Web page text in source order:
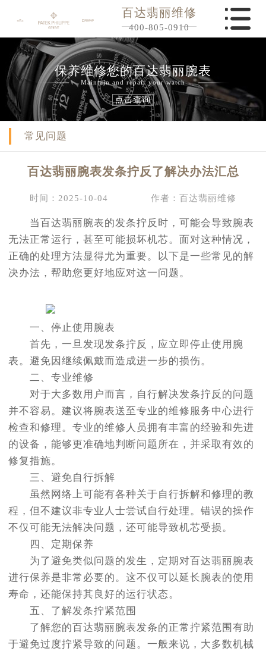
百达翡丽维修
400-805-0910
保养维修您的百达翡丽腕表
Maintain and repair your watch
点击查询
常见问题
百达翡丽腕表发条拧反了解决办法汇总
时间：2025-10-04 作者：百达翡丽维修
当百达翡丽腕表的发条拧反时，可能会导致腕表
无法正常运行，甚至可能损坏机芯。面对这种情况，
正确的处理方法显得尤为重要。以下是一些常见的解
决办法，帮助您更好地应对这一问题。
一、停止使用腕表
首先，一旦发现发条拧反，应立即停止使用腕
表。避免因继续佩戴而造成进一步的损伤。
二、专业维修
对于大多数用户而言，自行解决发条拧反的问题
并不容易。建议将腕表送至专业的维修服务中心进行
检查和修理。专业的维修人员拥有丰富的经验和先进
的设备，能够更准确地判断问题所在，并采取有效的
修复措施。
三、避免自行拆解
虽然网络上可能有各种关于自行拆解和修理的教
程，但不建议非专业人士尝试自行处理。错误的操作
不仅可能无法解决问题，还可能导致机芯受损。
四、定期保养
为了避免类似问题的发生，定期对百达翡丽腕表
进行保养是非常必要的。这不仅可以延长腕表的使用
寿命，还能保持其良好的运行状态。
五、了解发条拧紧范围
了解您的百达翡丽腕表发条的正常拧紧范围有助
于避免过度拧紧导致的问题。一般来说，大多数机械